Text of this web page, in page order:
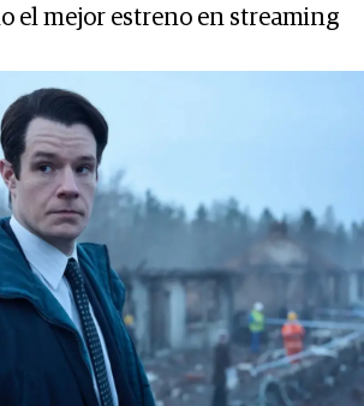
el mejor estreno en streaming